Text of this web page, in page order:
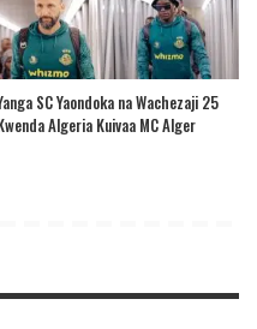
SC Yaondoka na Wachezaji 25
Algeria Kuivaa MC Alger